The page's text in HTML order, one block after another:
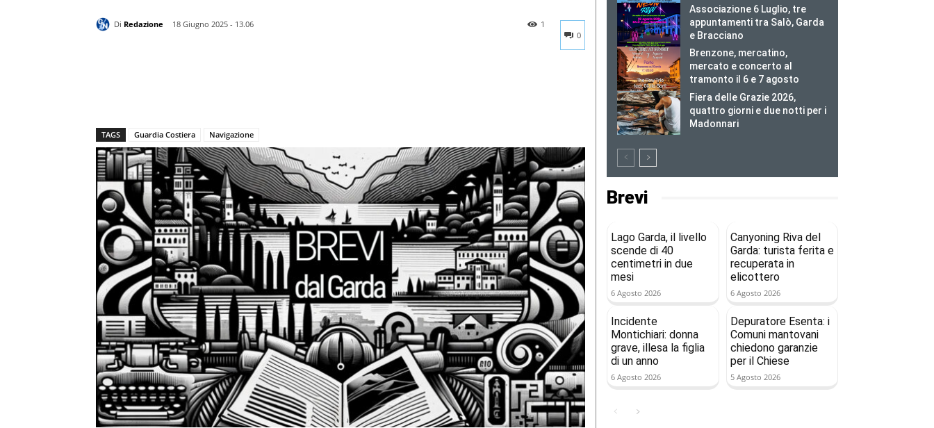
Di Redazione
18 Giugno 2025 - 13.06
0
1
TAGS Guardia Costiera Navigazione
Associazione 6 Luglio, tre
appuntamenti tra Salò, Garda
e Bracciano
Brenzone, mercatino,
mercato e concerto al
tramonto il 6 e 7 agosto
Fiera delle Grazie 2026,
quattro giorni e due notti per i
Madonnari
Brevi
Lago Garda, il livello
scende di 40
centimetri in due
mesi
6 Agosto 2026
Canyoning Riva del
Garda: turista ferita e
recuperata in
elicottero
6 Agosto 2026
Incidente
Montichiari: donna
grave, illesa la figlia
di un anno
6 Agosto 2026
Depuratore Esenta: i
Comuni mantovani
chiedono garanzie
per il Chiese
5 Agosto 2026